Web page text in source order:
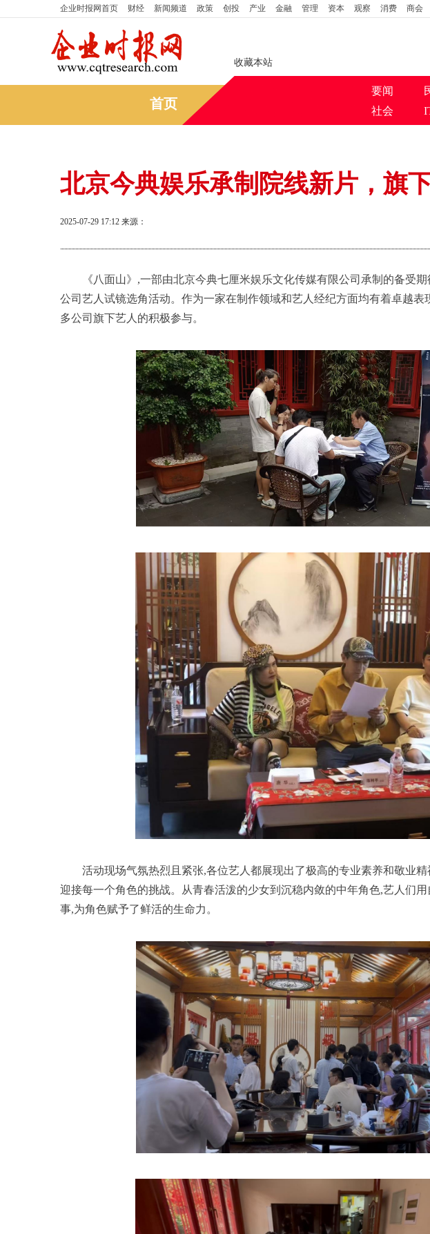
企业时报网首页 财经 新闻频道 政策 创投 产业 金融 管理 资本 观察 消费 商会
收藏本站
首页
要闻
社会
北京今典娱乐承制院线新片，旗
2025-07-29 17:12 来源：
《八面山》,一部由北京今典七厘米娱乐文化传媒有限公司承制的备受
公司艺人试镜选角活动。作为一家在制作领域和艺人经纪方面均有着卓越表
多公司旗下艺人的积极参与。
活动现场气氛热烈且紧张,各位艺人都展现出了极高的专业素养和敬业
迎接每一个角色的挑战。从青春活泼的少女到沉稳内敛的中年角色,艺人们
事,为角色赋予了鲜活的生命力。